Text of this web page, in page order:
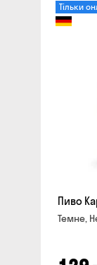
Тільки
Пиво
Темне,